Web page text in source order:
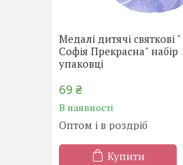
Медалі дитячі святкові
Софія Прекрасна" набір
упаковці
69 ₴
В наявності
Оптом і в роздріб
Купити